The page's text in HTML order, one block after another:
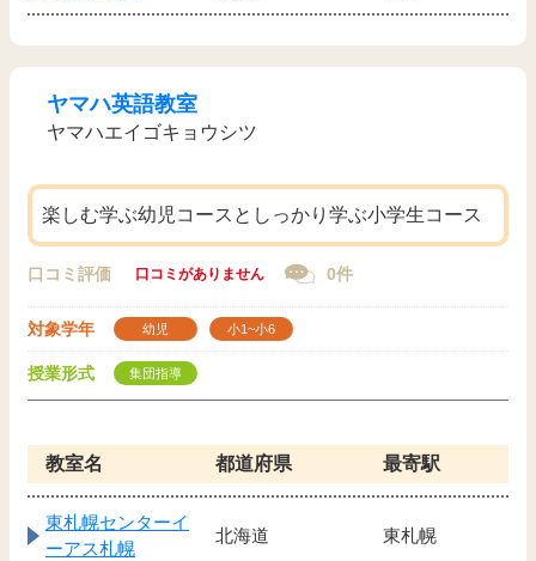
ヤマハ英語教室
ヤマハエイゴキョウシツ
楽しむ学ぶ幼児コースとしっかり学ぶ小学生コース
口コミ評価 口コミがありません 0件
対象学年 幼児 小1~小6
授業形式 集団指導
教室名 都道府県 最寄駅
東札幌センターイ
ーアス札幌
北海道 東札幌